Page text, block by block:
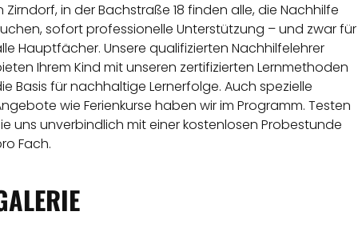
Zirndorf, in der Bachstraße 18 finden alle, die Nachhilfe
sofort professionelle Unterstützung – und zwar für
Hauptfächer. Unsere qualifizierten Nachhilfelehrer
Ihrem Kind mit unseren zertifizierten Lernmethoden
Basis für nachhaltige Lernerfolge. Auch spezielle
wie Ferienkurse haben wir im Programm. Testen
uns unverbindlich mit einer kostenlosen Probestunde
Fach.